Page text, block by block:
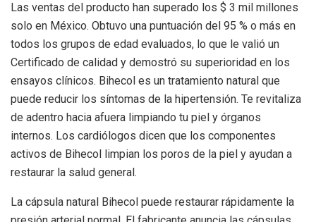
Las ventas del producto han superado los $ 3 mil millones
solo en México. Obtuvo una puntuación del 95 % o más en
todos los grupos de edad evaluados, lo que le valió un
Certificado de calidad y demostró su superioridad en los
ensayos clínicos. Bihecol es un tratamiento natural que
puede reducir los síntomas de la hipertensión. Te revitaliza
de adentro hacia afuera limpiando tu piel y órganos
internos. Los cardiólogos dicen que los componentes
activos de Bihecol limpian los poros de la piel y ayudan a
restaurar la salud general.
La cápsula natural Bihecol puede restaurar rápidamente la